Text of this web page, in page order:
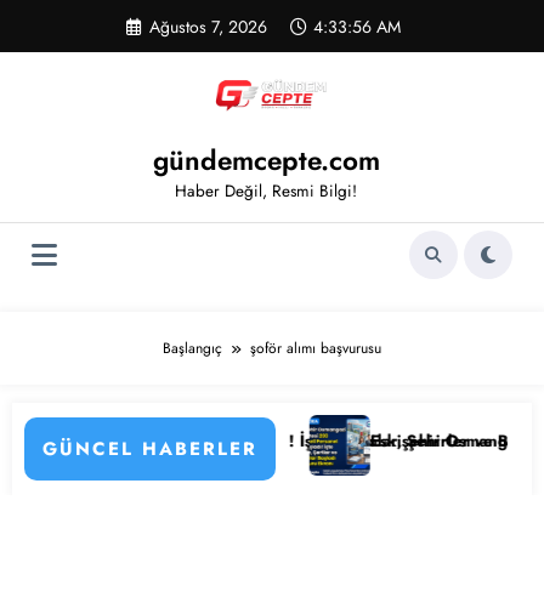
Ağustos 7, 2026 4:33:56 AM
gündemcepte.com
Haber Değil, Resmi Bilgi!
Başlangıç şoför alımı başvurusu
GÜNCEL HABERLER
Personel Alımı Başladı! İşte Kadrolar, Şehirler ve Başvuru
Eskişehir Osmangazi